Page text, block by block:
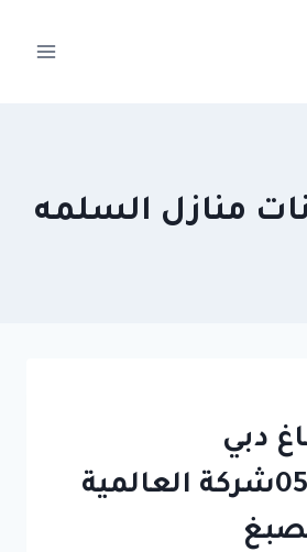
منازل السلمه
دبي
0542036394شركة العالمية